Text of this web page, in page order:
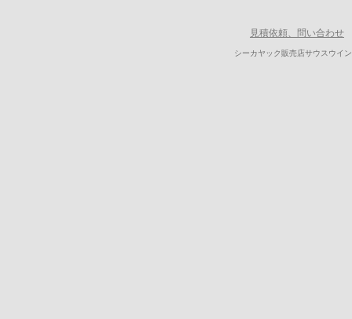
見積依頼、問い合わせ
シーカヤック販売店サウスウイ